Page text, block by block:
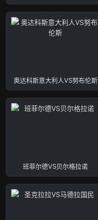
奥达科斯意大利人VS努布伦斯
班菲尔德VS贝尔格拉诺